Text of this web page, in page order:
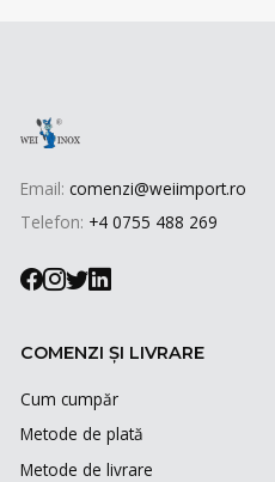
Email: comenzi@weiimport.ro
Telefon: +4 0755 488 269
COMENZI ȘI LIVRARE
Cum cumpăr
Metode de plată
Metode de livrare